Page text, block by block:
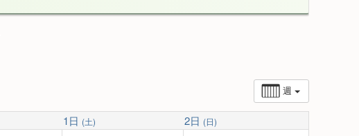
週
1日 (土) 2日 (日)